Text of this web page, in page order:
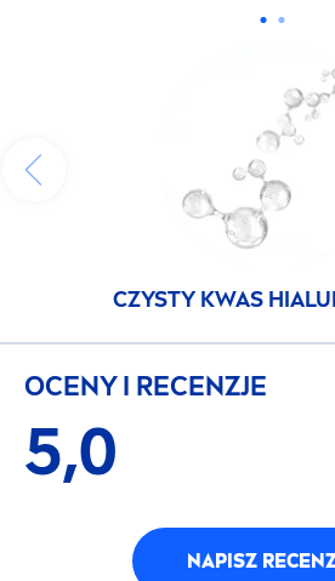
CZYSTY KWAS
OCENY I RECENZJE
5,0
NAPISZ